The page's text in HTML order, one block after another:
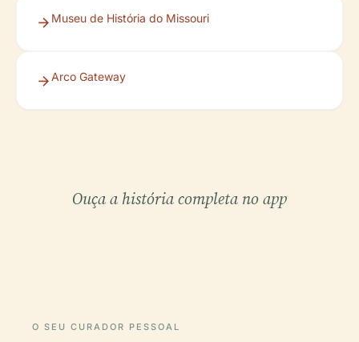
Museu de História do Missouri
Arco Gateway
Ouça a história completa no app
O SEU CURADOR PESSOAL